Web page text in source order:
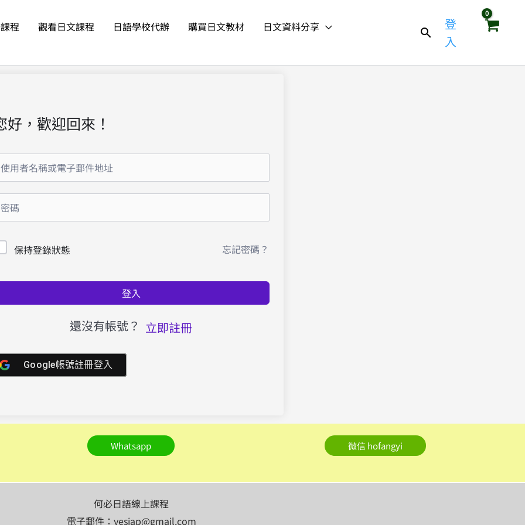
程 觀看日文課程 日語學校代辦 購買日文教材
日文資料分享
登
入
好，歡迎回來！
保持登錄狀態 忘記密碼？
登入
還沒有帳號？ 立即註冊
Google帳號註冊登入
Whatsapp 微信 hofangyi
何必日語線上課程
電子郵件：yesjap@gmail.com